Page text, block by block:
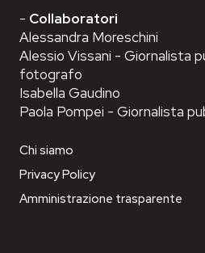
- Collaboratori
Alessandra Moreschini
Alessio Vissani - Giornalista
fotografo
Isabella Gaudino
Paola Pompei - Giornalista
Chi siamo
Privacy Policy
Amministrazione trasparente